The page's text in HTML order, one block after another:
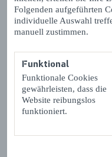
Folgenden aufgeführten
individuelle Auswahl
manuell zustimmen.
Funktional
Funktionale Cookies
gewährleisten, dass die
Website reibungslos
funktioniert.
und Bier bis hin zu
Appetit!
Kulinarische